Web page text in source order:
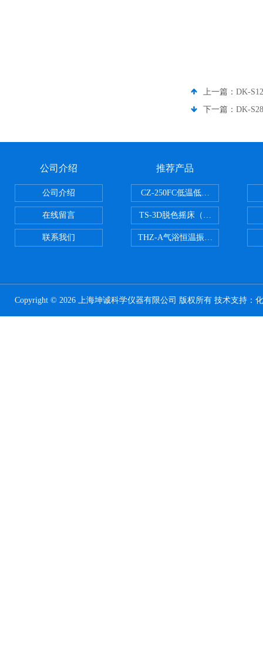
上一篇： DK-
下一篇： DK-
公司介绍
公司介绍
在线留言
联系我们
推荐产品
CZ-250FC低温低湿种子储藏柜
TS-3D脱色摇床（三维运动）
THZ-A气浴恒温振荡器
Copyright © 2026 上海坤诚科学仪器有限公司 版权所有 技术支持：